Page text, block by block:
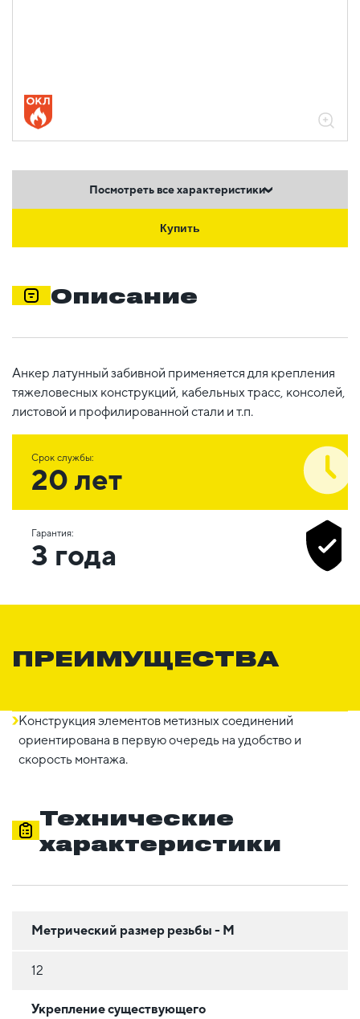
Посмотреть все характеристики
Купить
Описание
Анкер латунный забивной применяется для крепления
тяжеловесных конструкций, кабельных трасс, консолей,
листовой и профилированной стали и т.п.
Срок службы:
20 лет
Гарантия:
3 года
ПРЕИМУЩЕСТВА
Конструкция элементов метизных соединений
ориентирована в первую очередь на удобство и
скорость монтажа.
Технические
характеристики
Метрический размер резьбы - М
12
Укрепление существующего